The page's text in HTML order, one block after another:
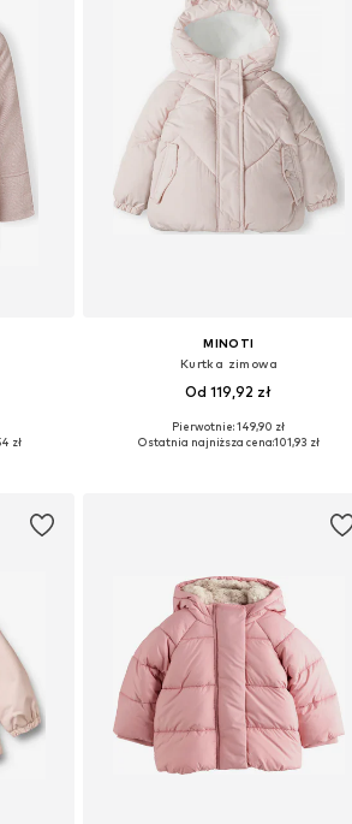
86
zł
MINOTI
Kurtka zimowa
Od 119,92 zł
Dostępne rozmiary: 68-74, 74-80, 92-96
Pierwotnie: 149,90 zł
Ostatnia najniższa cena:101,93 zł